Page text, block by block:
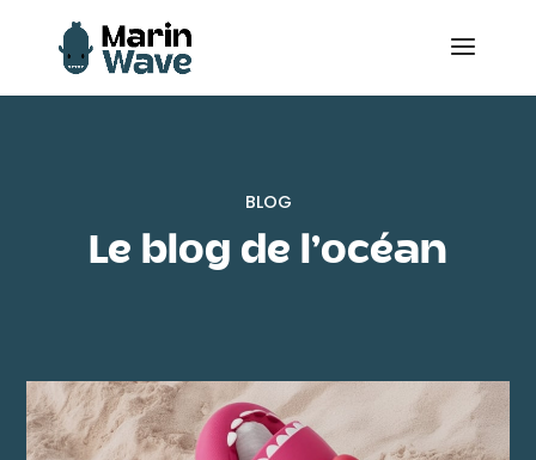
BLOG
Le blog de l’océan